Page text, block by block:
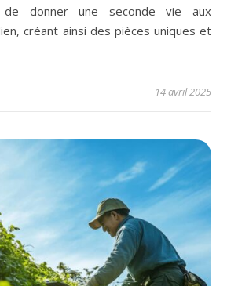
de donner une seconde vie aux
créant ainsi des pièces uniques et
14 avril 2025